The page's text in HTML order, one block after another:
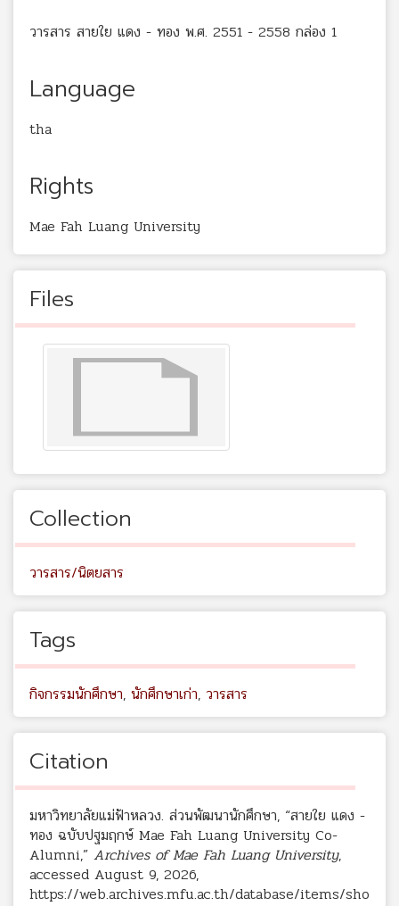
วารสาร สายใย แดง - ทอง พ.ศ. 2551 - 2558 กล่อง 1
Language
tha
Rights
Mae Fah Luang University
Files
Collection
วารสาร/นิตยสาร
Tags
กิจกรรมนักศึกษา, นักศึกษาเก่า, วารสาร
Citation
มหาวิทยาลัยแม่ฟ้าหลวง. ส่วนพัฒนานักศึกษา, “สายใย แดง -
ทอง ฉบับปฐมฤกษ์ Mae Fah Luang University Co-
Alumni,” Archives of Mae Fah Luang University,
accessed August 9, 2026,
https://web.archives.mfu.ac.th/database/items/sho